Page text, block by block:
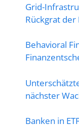
Grid-
Rückgrat der
Behavioral
nächster
Banken in